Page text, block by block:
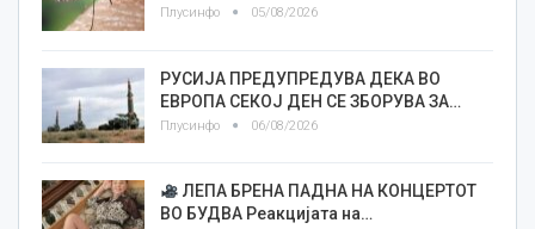
Плусинфо 05/08/2026
РУСИЈА ПРЕДУПРЕДУВА ДЕКА ВО
ЕВРОПА СЕКОЈ ДЕН СЕ ЗБОРУВА ЗА…
Плусинфо 06/08/2026
ЛЕПА БРЕНА ПАДНА НА КОНЦЕРТОТ
ВО БУДВА Реакцијата на…